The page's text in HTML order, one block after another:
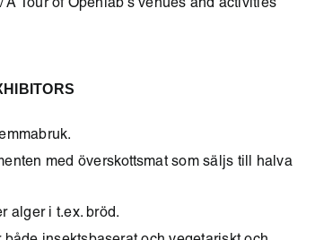
Tour of Openlab’s venues and activities
med överskottsmat som säljs till halva
alger i t.ex. bröd.